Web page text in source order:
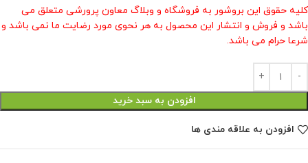
کلیه حقوق این بروشور به فروشگاه و وبلاگ معاون پرورشی متعلق می
باشد و فروش و انتشار این محصول به هر نحوی مورد رضایت ما نمی باشد و
شرعا حرام می باشد.
افزودن به سبد خرید
افزودن به علاقه مندی ها